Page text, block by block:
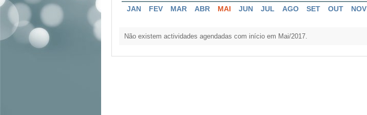
JAN FEV MAR ABR MAI JUN JUL AGO SET OUT NOV
Não existem actividades agendadas com início em Mai/2017.